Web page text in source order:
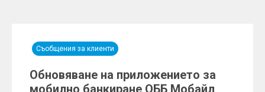
Съобщения за клиенти
Обновяване на приложението за
мобилно банкиране ОББ Мобайл